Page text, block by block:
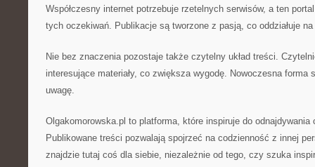
Współczesny internet potrzebuje rzetelnych serwisów, a ten
tych oczekiwań. Publikacje są tworzone z pasją, co oddziałuje
Nie bez znaczenia pozostaje także czytelny układ treści.
interesujące materiały, co zwiększa wygodę. Nowoczesna forma
uwagę.
Olgakomorowska.pl to platforma, które inspiruje do odnajdywania
Publikowane treści pozwalają spojrzeć na codzienność z innej
znajdzie tutaj coś dla siebie, niezależnie od tego, czy szuka